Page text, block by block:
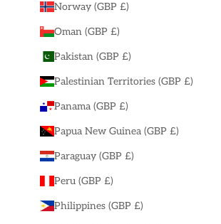
Norway (GBP £)
Oman (GBP £)
Pakistan (GBP £)
Palestinian Territories (GBP £)
Panama (GBP £)
Papua New Guinea (GBP £)
Paraguay (GBP £)
Peru (GBP £)
Philippines (GBP £)